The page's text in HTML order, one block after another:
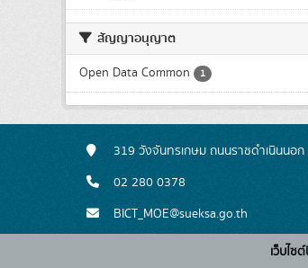
สัญญาอนุญาต
Open Data Common 1
319 วังจันทรเกษม ถนนราชดำเนินนอ
02 280 0378
BICT_MOE@sueksa.go.th
เว็บไ